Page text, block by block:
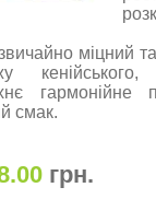
міцний
гармонійне
смак.
грн.